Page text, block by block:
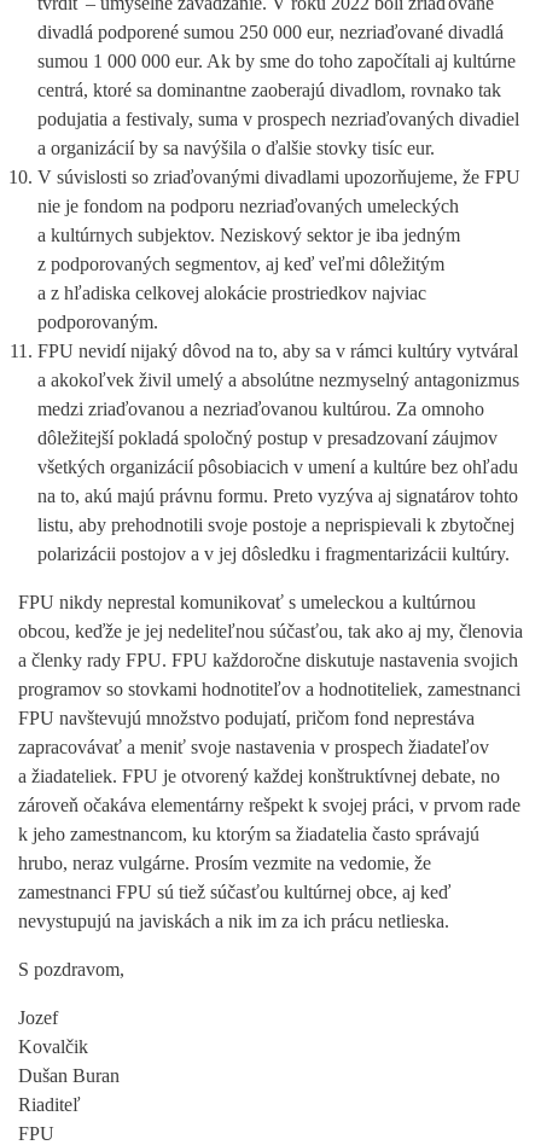
divadlá podporené sumou 250 000 eur, nezriaďované divadlá
sumou 1 000 000 eur. Ak by sme do toho započítali aj kultúrne
centrá, ktoré sa dominantne zaoberajú divadlom, rovnako tak
podujatia a festivaly, suma v prospech nezriaďovaných divadiel
a organizácií by sa navýšila o ďalšie stovky tisíc eur.
V súvislosti so zriaďovanými divadlami upozorňujeme, že FPU
nie je fondom na podporu nezriaďovaných umeleckých
a kultúrnych subjektov. Neziskový sektor je iba jedným
z podporovaných segmentov, aj keď veľmi dôležitým
a z hľadiska celkovej alokácie prostriedkov najviac
podporovaným.
FPU nevidí nijaký dôvod na to, aby sa v rámci kultúry vytváral
a akokoľvek živil umelý a absolútne nezmyselný antagonizmus
medzi zriaďovanou a nezriaďovanou kultúrou. Za omnoho
dôležitejší pokladá spoločný postup v presadzovaní záujmov
všetkých organizácií pôsobiacich v umení a kultúre bez ohľadu
na to, akú majú právnu formu. Preto vyzýva aj signatárov tohto
listu, aby prehodnotili svoje postoje a neprispievali k zbytočnej
polarizácii postojov a v jej dôsledku i fragmentarizácii kultúry.
FPU nikdy neprestal komunikovať s umeleckou a kultúrnou
obcou, keďže je jej nedeliteľnou súčasťou, tak ako aj my, členovia
a členky rady FPU. FPU každoročne diskutuje nastavenia svojich
programov so stovkami hodnotiteľov a hodnotiteliek, zamestnanci
FPU navštevujú množstvo podujatí, pričom fond neprestáva
zapracovávať a meniť svoje nastavenia v prospech žiadateľov
a žiadateliek. FPU je otvorený každej konštruktívnej debate, no
zároveň očakáva elementárny rešpekt k svojej práci, v prvom rade
k jeho zamestnancom, ku ktorým sa žiadatelia často správajú
hrubo, neraz vulgárne. Prosím vezmite na vedomie, že
zamestnanci FPU sú tiež súčasťou kultúrnej obce, aj keď
nevystupujú na javiskách a nik im za ich prácu netlieska.
S pozdravom,
Jozef
Dušan Buran
Riaditeľ